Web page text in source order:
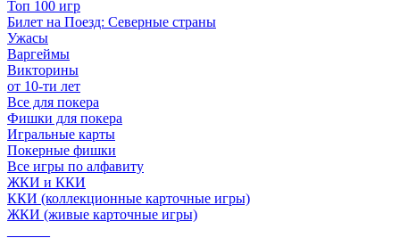
Топ 100 игр
Билет на Поезд: Северные страны
Ужасы
Варгеймы
Викторины
от 10-ти лет
Все для покера
Фишки для покера
Игральные карты
Покерные фишки
Все игры по алфавиту
ЖКИ и ККИ
ККИ (коллекционные карточные игры)
ЖКИ (живые карточные игры)